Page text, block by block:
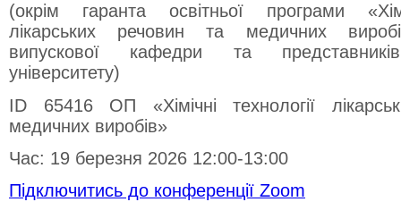
(окрім гаранта освітньої програми
лікарських речовин та медичних
випускової кафедри та представників
університету)
ID 65416 ОП «Хімічні технології
медичних виробів»
Час: 19 березня 2026 12:00-13:00
Підключитись до конференції Zoom